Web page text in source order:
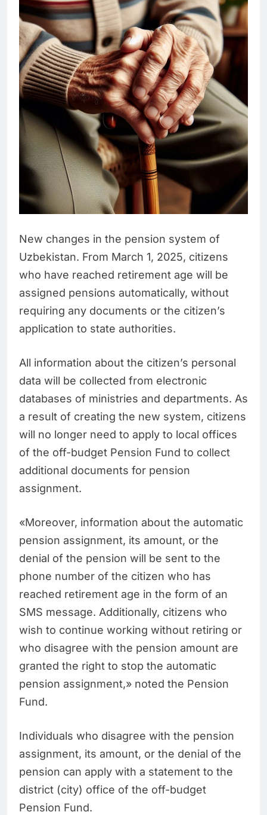
New changes in the pension system of
Uzbekistan. From March 1, 2025, citizens
who have reached retirement age will be
assigned pensions automatically, without
requiring any documents or the citizen’s
application to state authorities.
All information about the citizen’s personal
data will be collected from electronic
databases of ministries and departments. As
a result of creating the new system, citizens
will no longer need to apply to local offices
of the off-budget Pension Fund to collect
additional documents for pension
assignment.
«Moreover, information about the automatic
pension assignment, its amount, or the
denial of the pension will be sent to the
phone number of the citizen who has
reached retirement age in the form of an
SMS message. Additionally, citizens who
wish to continue working without retiring or
who disagree with the pension amount are
granted the right to stop the automatic
pension assignment,» noted the Pension
Fund.
Individuals who disagree with the pension
assignment, its amount, or the denial of the
pension can apply with a statement to the
district (city) office of the off-budget
Pension Fund.